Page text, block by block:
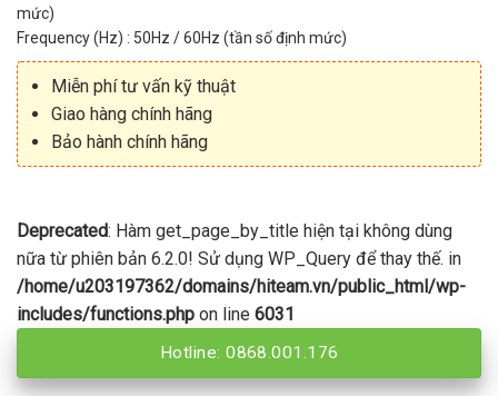
mức)
Frequency (Hz) : 50Hz / 60Hz (tần số định mức)
Miễn phí tư vấn kỹ thuật
Giao hàng chính hãng
Bảo hành chính hãng
Deprecated: Hàm get_page_by_title hiện tại không dùng
nữa từ phiên bản 6.2.0! Sử dụng WP_Query để thay thế. in
/home/u203197362/domains/hiteam.vn/public_html/wp-
includes/functions.php on line 6031
Hotline: 0868.001.176